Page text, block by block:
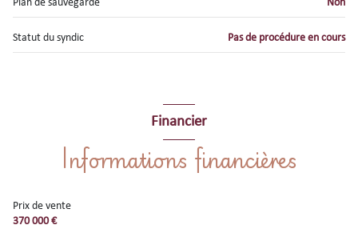
Plan de sauvegarde Non
Statut du syndic Pas de procédure en cours
Financier
Informations financières
Prix de vente
370 000 €